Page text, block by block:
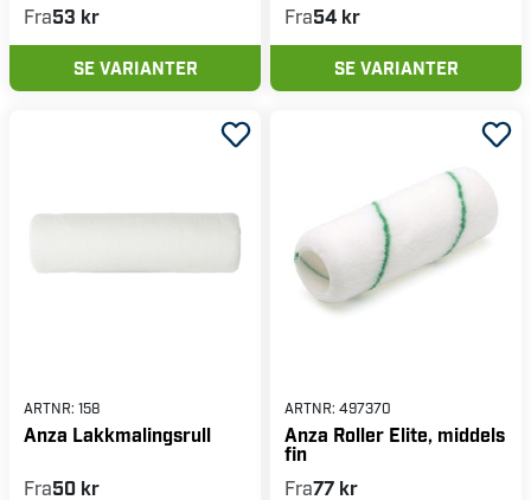
Fra53 kr
SE VARIANTER
Fra54 kr
SE VARIANTER
ARTNR: 158
Anza Lakkmalingsrull
Fra50 kr
ARTNR: 497370
Anza Roller Elite, middels
fin
Fra77 kr